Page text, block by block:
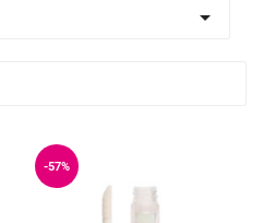

-57%